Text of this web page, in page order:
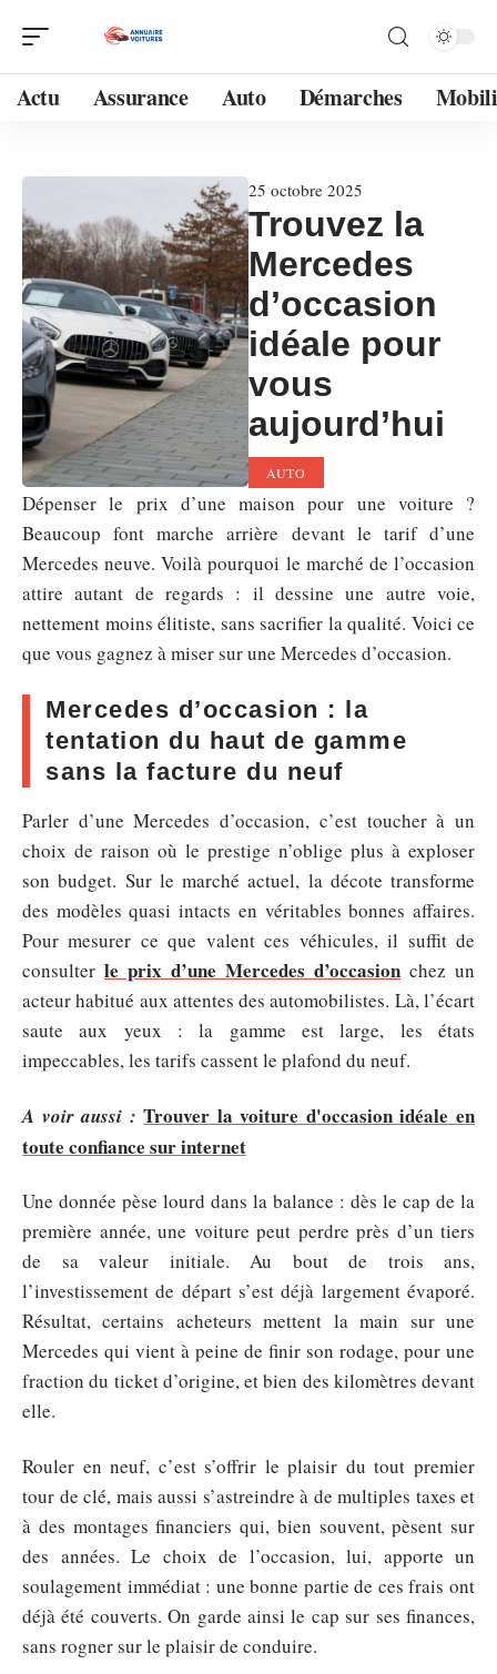
Actu Assurance Auto Démarches
25 octobre 2025
Trouvez la
Mercedes
d’occasion
idéale pour
vous
aujourd’hui
AUTO
Dépenser le prix d’une maison pour une voiture ?
Beaucoup font marche arrière devant le tarif d’une
Mercedes neuve. Voilà pourquoi le marché de l’occasion
attire autant de regards : il dessine une autre voie,
nettement moins élitiste, sans sacrifier la qualité. Voici ce
que vous gagnez à miser sur une Mercedes d’occasion.
Mercedes d’occasion : la
tentation du haut de gamme
sans la facture du neuf
Parler d’une Mercedes d’occasion, c’est toucher à un
choix de raison où le prestige n’oblige plus à exploser
son budget. Sur le marché actuel, la décote transforme
des modèles quasi intacts en véritables bonnes affaires.
Pour mesurer ce que valent ces véhicules, il suffit de
consulter le prix d’une Mercedes d’occasion chez un
acteur habitué aux attentes des automobilistes. Là, l’écart
saute aux yeux : la gamme est large, les états
impeccables, les tarifs cassent le plafond du neuf.
A voir aussi : Trouver la voiture d'occasion idéale en
toute confiance sur internet
Une donnée pèse lourd dans la balance : dès le cap de la
première année, une voiture peut perdre près d’un tiers
de sa valeur initiale. Au bout de trois ans,
l’investissement de départ s’est déjà largement évaporé.
Résultat, certains acheteurs mettent la main sur une
Mercedes qui vient à peine de finir son rodage, pour une
fraction du ticket d’origine, et bien des kilomètres devant
elle.
Rouler en neuf, c’est s’offrir le plaisir du tout premier
tour de clé, mais aussi s’astreindre à de multiples taxes et
à des montages financiers qui, bien souvent, pèsent sur
des années. Le choix de l’occasion, lui, apporte un
soulagement immédiat : une bonne partie de ces frais ont
déjà été couverts. On garde ainsi le cap sur ses finances,
sans rogner sur le plaisir de conduire.